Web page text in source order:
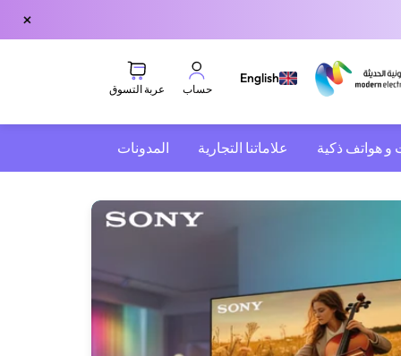
×
English
حساب عربة التسوق
و هواتف ذكية علاماتنا التجارية المدونات